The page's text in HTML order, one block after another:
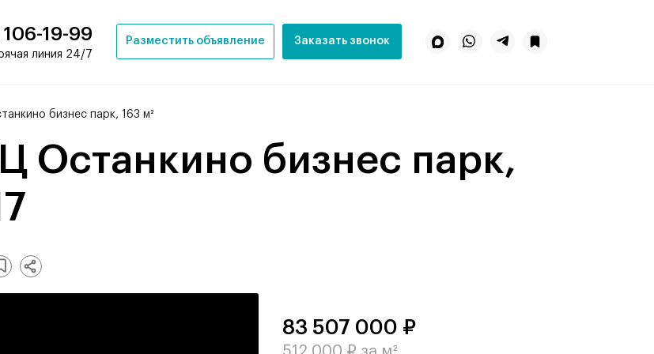
19-99
линия 24/7
Разместить объявление Заказать звонок
бизнес парк, 163 м²
83 507 000 ₽